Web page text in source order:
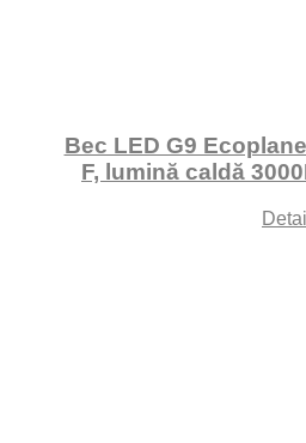
Bec LED G9
F, lumină caldă